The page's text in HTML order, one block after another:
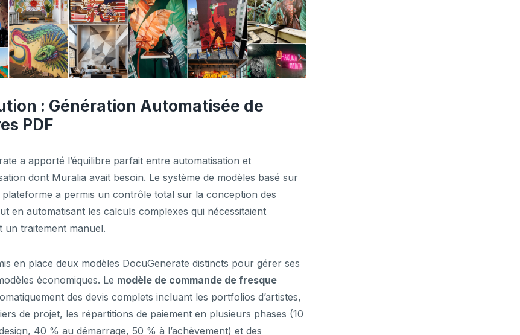
: Génération Automatisée de
PDF
a apporté l’équilibre parfait entre automatisation et
dont Muralia avait besoin. Le système de modèles basé sur
plateforme a permis un contrôle total sur la conception des
en automatisant les calculs complexes qui nécessitaient
un traitement manuel.
en place deux modèles DocuGenerate distincts pour gérer ses
économiques. Le modèle de commande de fresque
des devis complets incluant les portfolios d’artistes,
de projet, les répartitions de paiement en plusieurs phases (10
40 % au démarrage, 50 % à l’achèvement) et des